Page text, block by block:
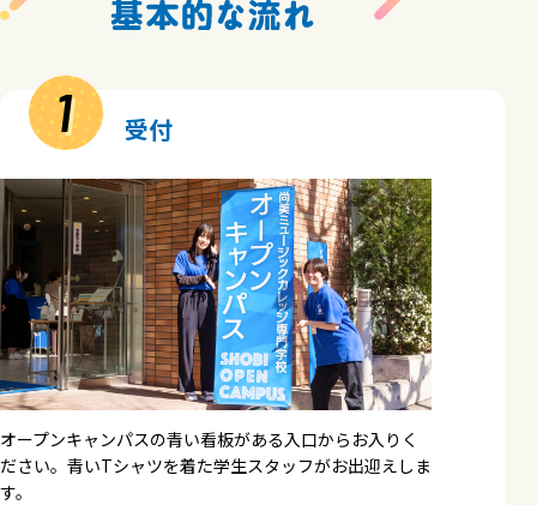
1 受付
オープンキャンパスの青い看板がある入口からお入りく
ださい。青いTシャツを着た学生スタッフがお出迎えしま
す。